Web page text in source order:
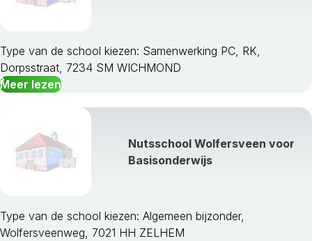
Type van de school kiezen: Samenwerking PC, RK,
Dorpsstraat, 7234 SM WICHMOND
Meer lezen
Nutsschool Wolfersveen voor
Basisonderwijs
Type van de school kiezen: Algemeen bijzonder,
Wolfersveenweg, 7021 HH ZELHEM